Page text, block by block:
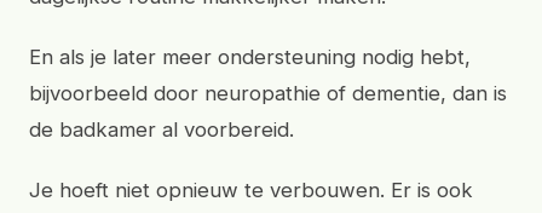
En als je later meer ondersteuning nodig hebt,
bijvoorbeeld door neuropathie of dementie, dan is
de badkamer al voorbereid.
Je hoeft niet opnieuw te verbouwen. Er is ook